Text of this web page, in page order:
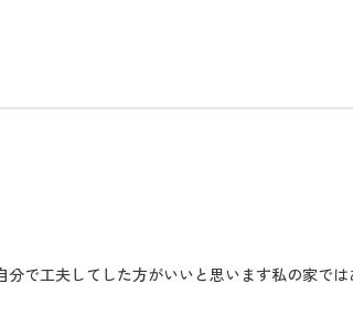
で工夫してした方がいいと思います私の家で